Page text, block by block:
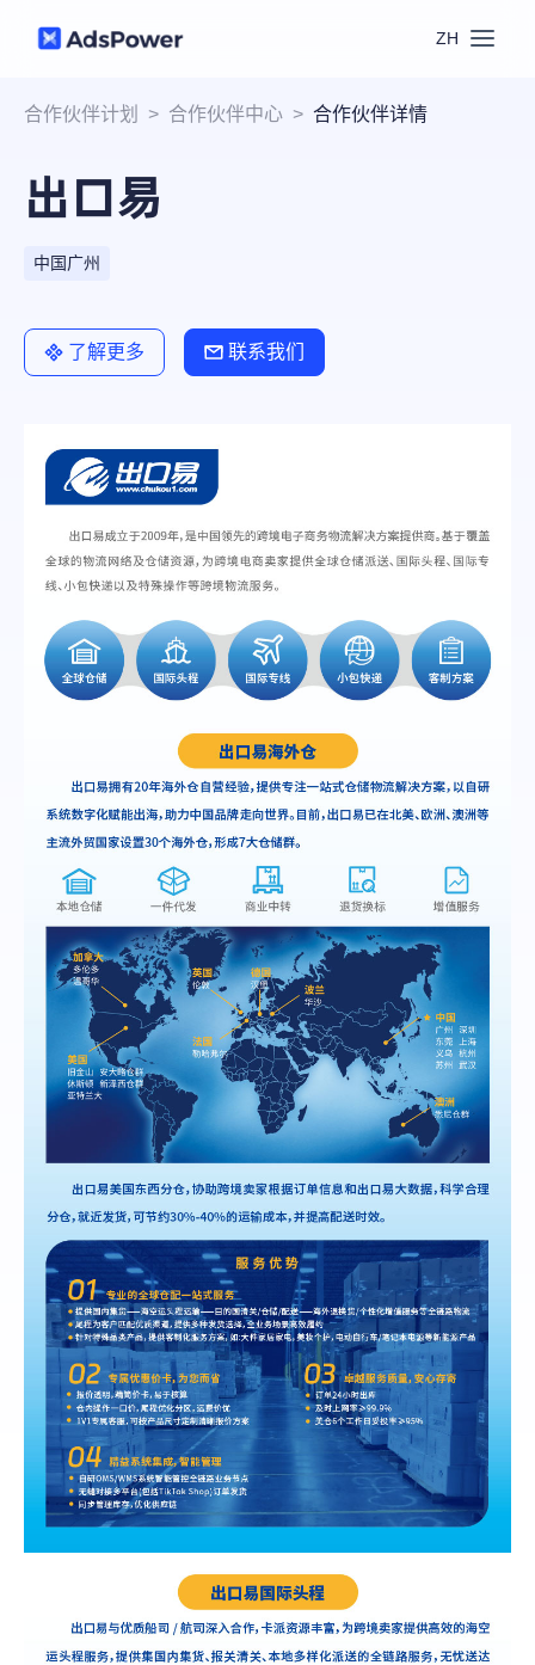
ZH
功能
多账号管理
RPA
Local API
批量环境管理
团队协作
云手机
账号安全
场景
跨境电商
流量套利
票务管理
合作伙伴中心
帮助中心
视频教程
免费工具
RPA模板
推广返现
下载
预约演示
注册
合作伙伴计划 > 合作伙伴中心 > 合作伙伴详情
出口易
中国广州
了解更多 联系我们